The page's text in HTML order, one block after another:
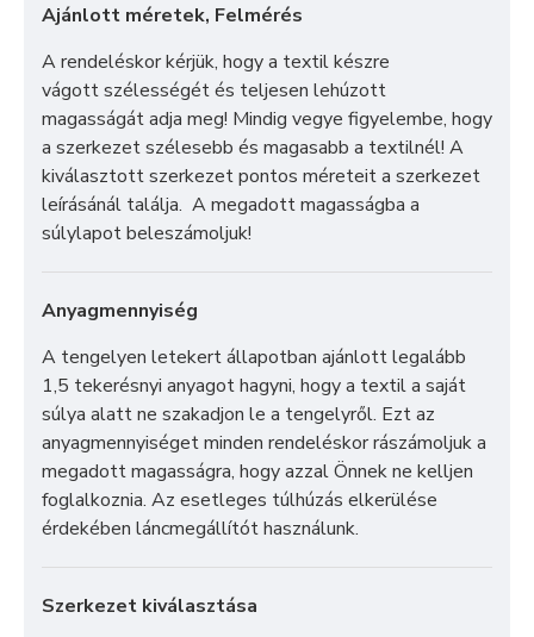
Ajánlott méretek, Felmérés
A rendeléskor kérjük, hogy a textil készre
vágott szélességét és teljesen lehúzott
magasságát adja meg! Mindig vegye figyelembe, hogy
a szerkezet szélesebb és magasabb a textilnél! A
kiválasztott szerkezet pontos méreteit a szerkezet
leírásánál találja. A megadott magasságba a
súlylapot beleszámoljuk!
Anyagmennyiség
A tengelyen letekert állapotban ajánlott legalább
1,5 tekerésnyi anyagot hagyni, hogy a textil a saját
súlya alatt ne szakadjon le a tengelyről. Ezt az
anyagmennyiséget minden rendeléskor rászámoljuk a
megadott magasságra, hogy azzal Önnek ne kelljen
foglalkoznia. Az esetleges túlhúzás elkerülése
érdekében láncmegállítót használunk.
Szerkezet kiválasztása